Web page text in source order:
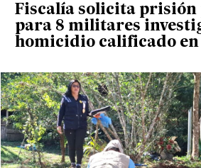
Fiscalía solicita prisión
para 8 militares
homicidio calificado en